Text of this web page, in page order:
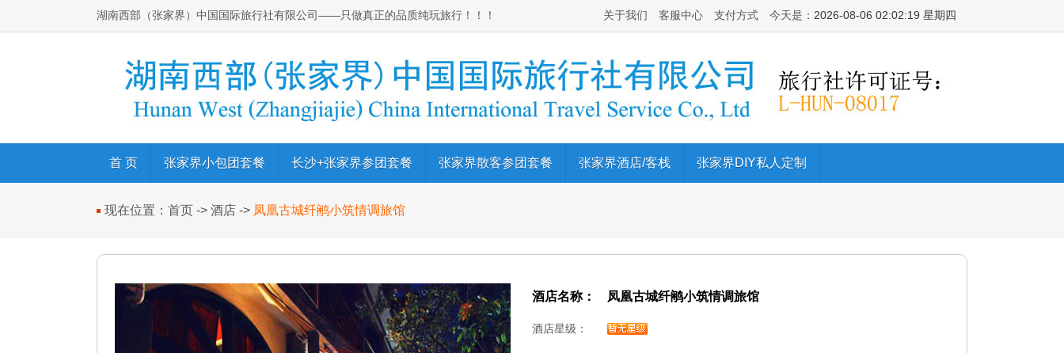
湖南西部（张家界）中国国际旅行社有限公司——只做真正的品质纯玩旅行！！！ 关于我们 客服中心 支付方式 今天是： 2026-08-06 02:02:20 星期四
首 页 张家界小包团套餐 长沙+张家界参团套餐 张家界散客参团套餐 张家界酒店/客栈 张家界DIY私人定制
现在位置： 首页 -> 酒店 -> 凤凰古城纤鹇小筑情调旅馆
酒店名称： 凤凰古城纤鹇小筑情调旅馆
酒店星级：